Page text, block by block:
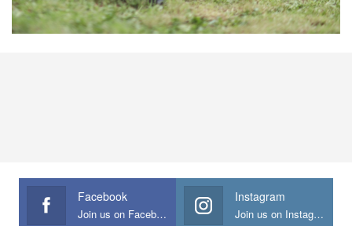
Facebook
Join us on Facebook
Instagram
Join us on Instagram